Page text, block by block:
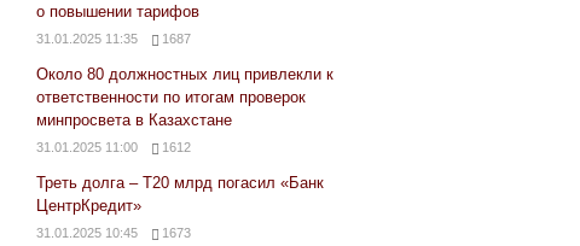
о повышении тарифов
31.01.2025 11:35 1687
Около 80 должностных лиц привлекли к
ответственности по итогам проверок
минпросвета в Казахстане
31.01.2025 11:00 1612
Треть долга – Т20 млрд погасил «Банк
ЦентрКредит»
31.01.2025 10:45 1673